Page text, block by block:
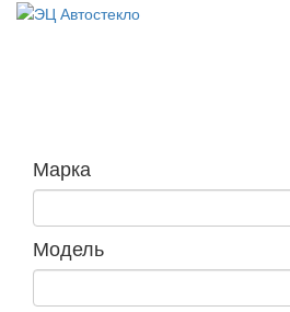
Марка
Модель